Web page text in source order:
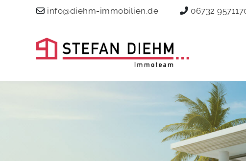
info@diehm-immobilien.de 06732